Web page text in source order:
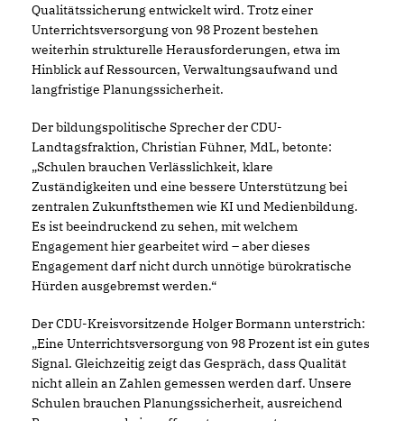
Qualitätssicherung entwickelt wird. Trotz einer
Unterrichtsversorgung von 98 Prozent bestehen
weiterhin strukturelle Herausforderungen, etwa im
Hinblick auf Ressourcen, Verwaltungsaufwand und
langfristige Planungssicherheit.
Der bildungspolitische Sprecher der CDU-
Landtagsfraktion, Christian Fühner, MdL, betonte:
Schulen brauchen Verlässlichkeit, klare
Zuständigkeiten und eine bessere Unterstützung bei
zentralen Zukunftsthemen wie KI und Medienbildung.
Es ist beeindruckend zu sehen, mit welchem
Engagement hier gearbeitet wird – aber dieses
Engagement darf nicht durch unnötige bürokratische
Hürden ausgebremst werden.“
Der CDU-Kreisvorsitzende Holger Bormann unterstrich:
Eine Unterrichtsversorgung von 98 Prozent ist ein gutes
Signal. Gleichzeitig zeigt das Gespräch, dass Qualität
nicht allein an Zahlen gemessen werden darf. Unsere
Schulen brauchen Planungssicherheit, ausreichend